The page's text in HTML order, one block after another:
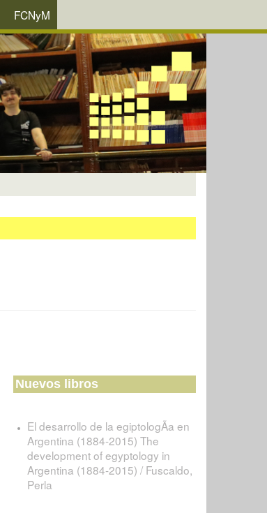
FCNyM
Nuevos libros
El desarrollo de la egiptologÃ­a en
Argentina (1884-2015) The
development of egyptology in
Argentina (1884-2015) / Fuscaldo,
Perla